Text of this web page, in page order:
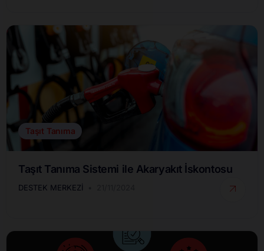
Taşıt Tanıma
Taşıt Tanıma Sistemi ile Akaryakıt İskontosu
DESTEK MERKEZI